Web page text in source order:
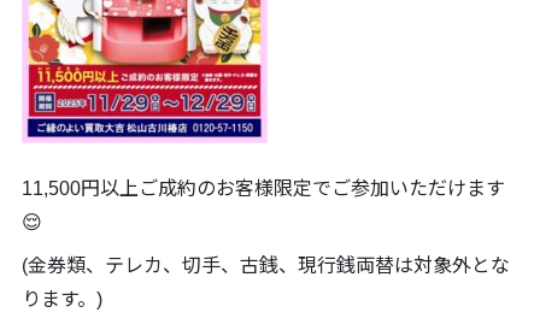
11,500円以上ご成約のお客様限定でご参加いただけます
😌
(金券類、テレカ、切手、古銭、現行銭両替は対象外とな
ります。)